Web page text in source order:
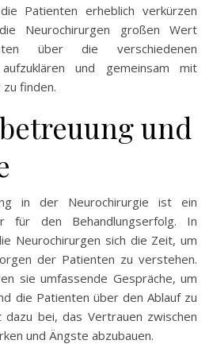
Patienten erheblich verkürzen
Neurochirurgen großen Wert
über die verschiedenen
aufzuklären und gemeinsam mit
finden.
und
in der Neurochirurgie ist ein
für den Behandlungserfolg. In
Neurochirurgen sich die Zeit, um
der Patienten zu verstehen.
sie umfassende Gespräche, um
die Patienten über den Ablauf zu
bei, das Vertrauen zwischen
und Ängste abzubauen.